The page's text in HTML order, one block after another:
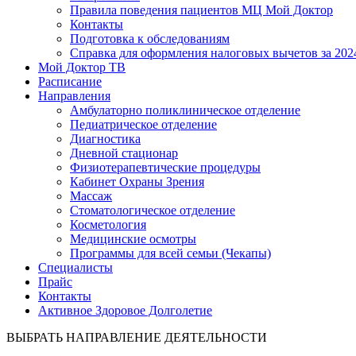
Правила поведения пациентов МЦ Мой Доктор
Контакты
Подготовка к обследованиям
Справка для оформления налоговых вычетов за
Мой Доктор ТВ
Расписание
Направления
Амбулаторно поликлиническое отделение
Педиатрическое отделение
Диагностика
Дневной стационар
Физиотерапевтические процедуры
Кабинет Охраны Зрения
Массаж
Стоматологическое отделение
Косметология
Медицинские осмотры
Программы для всей семьи (Чекапы)
Специалисты
Прайс
Контакты
Активное Здоровое Долголетие
ВЫБРАТЬ НАПРАВЛЕНИЕ ДЕЯТЕЛЬНОСТИ